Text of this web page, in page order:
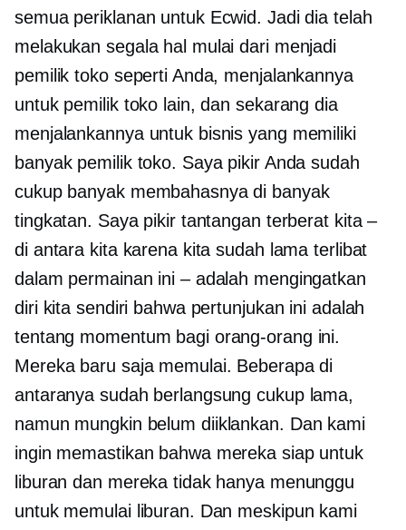
semua periklanan untuk Ecwid. Jadi dia telah
melakukan segala hal mulai dari menjadi
pemilik toko seperti Anda, menjalankannya
untuk pemilik toko lain, dan sekarang dia
menjalankannya untuk bisnis yang memiliki
banyak pemilik toko. Saya pikir Anda sudah
cukup banyak membahasnya di banyak
tingkatan. Saya pikir tantangan terberat kita –
di antara kita karena kita sudah lama terlibat
dalam permainan ini – adalah mengingatkan
diri kita sendiri bahwa pertunjukan ini adalah
tentang momentum bagi orang-orang ini.
Mereka baru saja memulai. Beberapa di
antaranya sudah berlangsung cukup lama,
namun mungkin belum diiklankan. Dan kami
ingin memastikan bahwa mereka siap untuk
liburan dan mereka tidak hanya menunggu
untuk memulai liburan. Dan meskipun kami